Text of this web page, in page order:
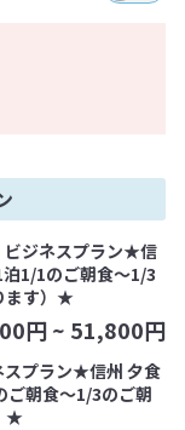
ビジネスプラン★信
1/1のご朝食～1/3
ます）★
円 ~ 51,800円
スプラン★信州 夕食
朝食～1/3のご朝
★